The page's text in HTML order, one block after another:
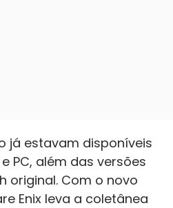
já estavam disponíveis
PC, além das versões
original. Com o novo
Enix leva a coletânea